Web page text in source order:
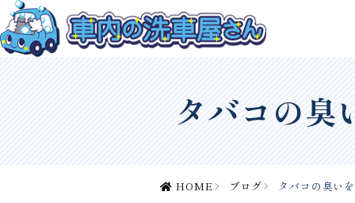
タバコの臭
HOME ブログ タバコの臭い